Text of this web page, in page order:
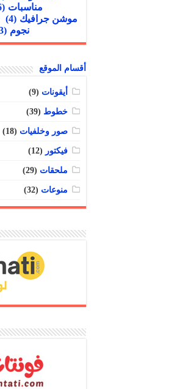
مناسبات (16)
موشن جرافيك (4)
نجوم (3)
أقسام الموقع
أيقونات (9)
خطوط (39)
صور وخلفيات (18)
فيكتور (12)
ملحقات (29)
منوعات (32)